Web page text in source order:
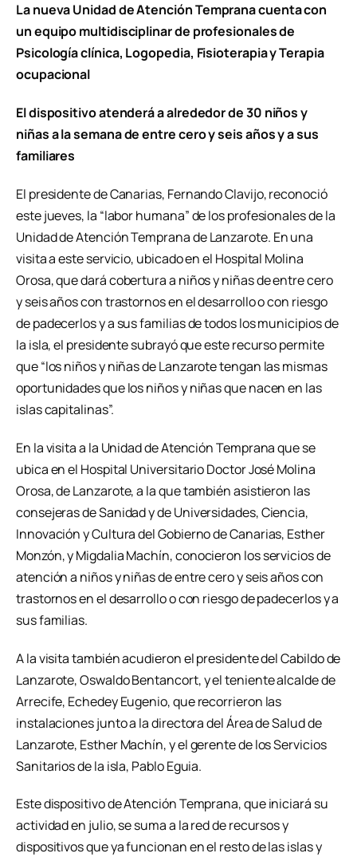
La nueva Unidad de Atención Temprana cuenta con
un equipo multidisciplinar de profesionales de
Psicología clínica, Logopedia, Fisioterapia y Terapia
ocupacional
El dispositivo atenderá a alrededor de 30 niños y
niñas a la semana de entre cero y seis años y a sus
familiares
El presidente de Canarias, Fernando Clavijo, reconoció
este jueves, la “labor humana” de los profesionales de la
Unidad de Atención Temprana de Lanzarote. En una
visita a este servicio, ubicado en el Hospital Molina
Orosa, que dará cobertura a niños y niñas de entre cero
y seis años con trastornos en el desarrollo o con riesgo
de padecerlos y a sus familias de todos los municipios de
la isla, el presidente subrayó que este recurso permite
que “los niños y niñas de Lanzarote tengan las mismas
oportunidades que los niños y niñas que nacen en las
islas capitalinas”.
En la visita a la Unidad de Atención Temprana que se
ubica en el Hospital Universitario Doctor José Molina
Orosa, de Lanzarote, a la que también asistieron las
consejeras de Sanidad y de Universidades, Ciencia,
Innovación y Cultura del Gobierno de Canarias, Esther
Monzón, y Migdalia Machín, conocieron los servicios de
atención a niños y niñas de entre cero y seis años con
trastornos en el desarrollo o con riesgo de padecerlos y a
sus familias.
A la visita también acudieron el presidente del Cabildo de
Lanzarote, Oswaldo Bentancort, y el teniente alcalde de
Arrecife, Echedey Eugenio, que recorrieron las
instalaciones junto a la directora del Área de Salud de
Lanzarote, Esther Machín, y el gerente de los Servicios
Sanitarios de la isla, Pablo Eguia.
Este dispositivo de Atención Temprana, que iniciará su
actividad en julio, se suma a la red de recursos y
dispositivos que ya funcionan en el resto de las islas y